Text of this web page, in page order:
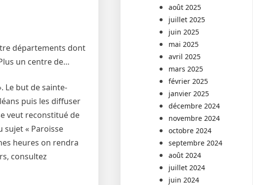
départements dont
un centre de…
Le but de sainte-
puis les diffuser
veut reconstitué de
sujet « Paroisse
heures on rendra
consultez
août 2025
juillet 2025
juin 2025
mai 2025
avril 2025
mars 2025
février 2025
janvier 2025
décembre 2024
novembre 2024
octobre 2024
septembre 2024
août 2024
juillet 2024
juin 2024